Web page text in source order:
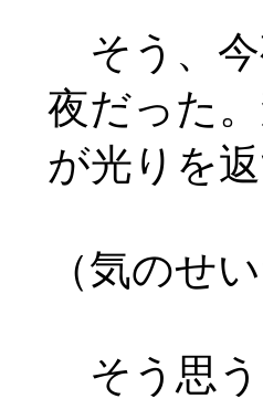
そう、今
夜だった
が光りを返
（気のせ
そう思う